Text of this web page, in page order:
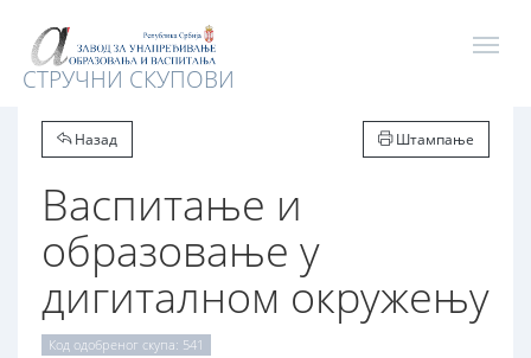
СТРУЧНИ СКУПОВИ
Назад Штампање
Васпитање и
образовање у
дигиталном окружењу
Код одобреног скупа: 541